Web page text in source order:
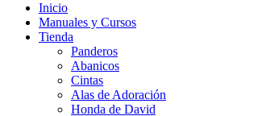
Inicio
Manuales y Cursos
Tienda
Panderos
Abanicos
Cintas
Alas de Adoración
Honda de David